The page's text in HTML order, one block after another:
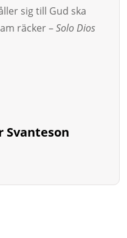
sig till Gud ska
räcker –Solo Dios
Svanteson